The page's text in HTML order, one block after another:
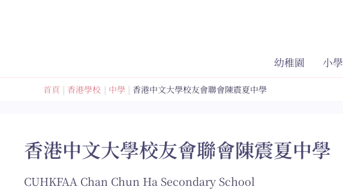
幼稚園 小學
首頁 香港學校 中學 香港中文大學校友會聯會陳震夏中學
香港中文大學校友會聯會陳震夏中學
CUHKFAA Chan Chun Ha Secondary School